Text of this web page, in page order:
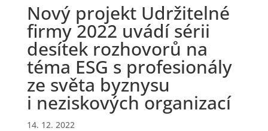
Nový projekt Udržitelné
firmy 2022 uvádí sérii
desítek rozhovorů na
téma ESG s profesionály
ze světa byznysu
i neziskových organizací
14. 12. 2022